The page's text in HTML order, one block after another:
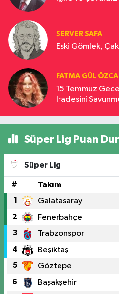
SERVER SAFA
Eski Gömlek,
FATMA GÜL
15 Temmuz
İradesini
Süper Lig Puan
Süper Lig
# Takım
1 Galatasaray
2 Fenerbahçe
3 Trabzonspor
4 Beşiktaş
5 Göztepe
6 Başakşehir